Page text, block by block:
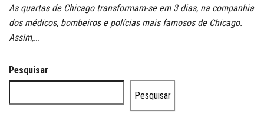
As quartas de Chicago transformam-se em 3 dias, na companhia
dos médicos, bombeiros e polícias mais famosos de Chicago.
Assim,…
Pesquisar
Pesquisar